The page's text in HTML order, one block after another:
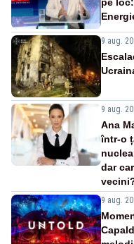
9 aug.
9 aug.
Ana
într-o
dar
9 aug.